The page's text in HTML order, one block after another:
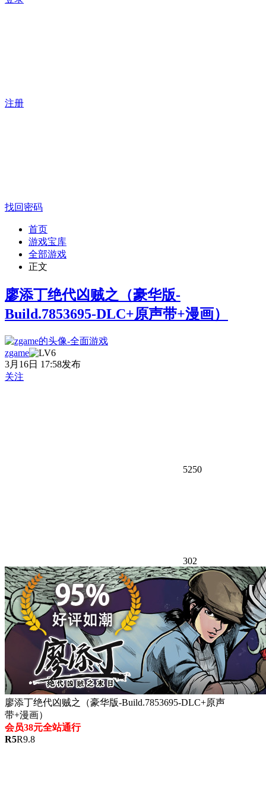
注册
找回密码
首页
游戏宝库
全部游戏
正文
廖添丁绝代凶贼之（豪华版-
Build.7853695-DLC+原声带+漫画）
zgame
3月16日 17:58发布
关注
5250
302
廖添丁绝代凶贼之（豪华版-Build.7853695-DLC+原声
带+漫画）
会员38元全站通行
R5R9.8